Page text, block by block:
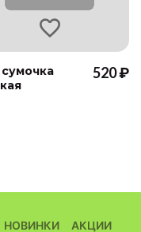
сумочка
520 ₽
НОВИНКИ
АКЦИИ